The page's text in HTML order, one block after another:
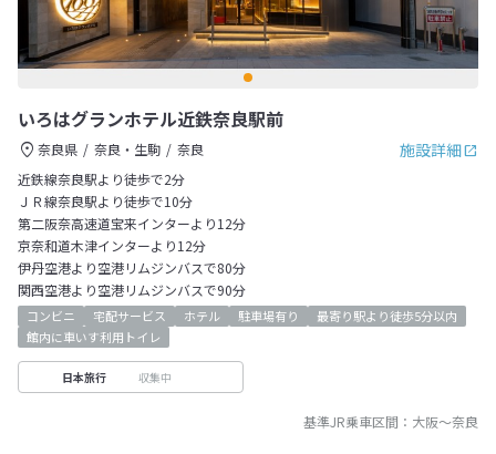
いろはグランホテル近鉄奈良駅前
施設詳細
奈良県 奈良・生駒
奈良
近鉄線奈良駅より徒歩で2分
ＪＲ線奈良駅より徒歩で10分
第二阪奈高速道宝来インターより12分
京奈和道木津インターより12分
伊丹空港より空港リムジンバスで80分
関西空港より空港リムジンバスで90分
コンビニ 宅配サービス ホテル 駐車場有り
最寄り駅より徒歩5分以内
館内に車いす利用トイレ
日本旅行 収集中
基準JR乗車区間： 大阪～奈良